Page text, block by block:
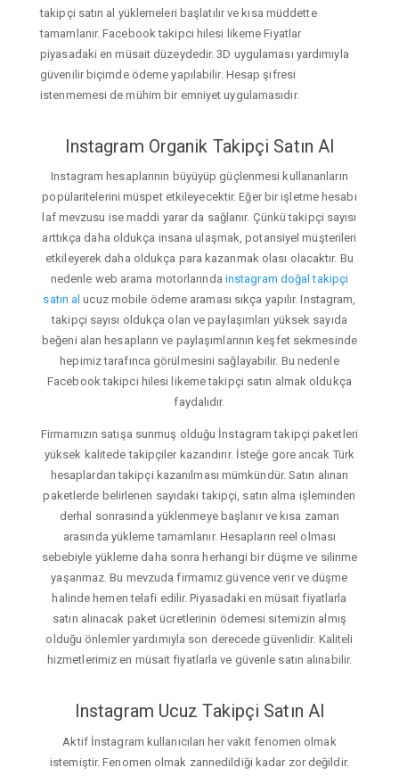
takipçi satın al yüklemeleri başlatılır ve kısa müddette
tamamlanır. Facebook takipci hilesi likeme Fiyatlar
piyasadaki en müsait düzeydedir. 3D uygulaması yardımıyla
güvenilir biçimde ödeme yapılabilir. Hesap şifresi
istenmemesi de mühim bir emniyet uygulamasıdır.
Instagram Organik Takipçi Satın Al
Instagram hesaplarının büyüyüp güçlenmesi kullananların
popülaritelerini müspet etkileyecektir. Eğer bir işletme hesabı
laf mevzusu ise maddi yarar da sağlanır. Çünkü takipçi sayısı
arttıkça daha oldukça insana ulaşmak, potansiyel müşterileri
etkileyerek daha oldukça para kazanmak olası olacaktır. Bu
nedenle web arama motorlarında instagram doğal takipçi
satın al ucuz mobile ödeme araması sıkça yapılır. Instagram,
takipçi sayısı oldukça olan ve paylaşımları yüksek sayıda
beğeni alan hesapların ve paylaşımlarının keşfet sekmesinde
hepimiz tarafınca görülmesini sağlayabilir. Bu nedenle
Facebook takipci hilesi likeme takipçi satın almak oldukça
faydalıdır.
Firmamızın satışa sunmuş olduğu İnstagram takipçi paketleri
yüksek kalitede takipçiler kazandırır. İsteğe gore ancak Türk
hesaplardan takipçi kazanılması mümkündür. Satın alınan
paketlerde belirlenen sayıdaki takipçi, satın alma işleminden
derhal sonrasında yüklenmeye başlanır ve kısa zaman
arasında yükleme tamamlanır. Hesapların reel olması
sebebiyle yükleme daha sonra herhangi bir düşme ve silinme
yaşanmaz. Bu mevzuda firmamız güvence verir ve düşme
halinde hemen telafi edilir. Piyasadaki en müsait fiyatlarla
satın alınacak paket ücretlerinin ödemesi sitemizin almış
olduğu önlemler yardımıyla son derecede güvenlidir. Kaliteli
hizmetlerimiz en müsait fiyatlarla ve güvenle satın alınabilir.
Instagram Ucuz Takipçi Satın Al
Aktif İnstagram kullanıcıları her vakit fenomen olmak
istemiştir. Fenomen olmak zannedildiği kadar zor değildir.